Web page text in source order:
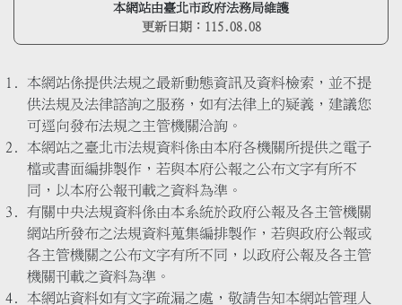
本網站由臺北市政府法務局維護
更新日期： 115.08.08
本網站係提供法規之最新動態資訊及資料檢索，並不提
供法規及法律諮詢之服務，如有法律上的疑義，建議您
可逕向發布法規之主管機關洽詢。
本網站之臺北市法規資料係由本府各機關所提供之電子
檔或書面編排製作，若與本府公報之公布文字有所不
同，以本府公報刊載之資料為準。
有關中央法規資料係由本系統於政府公報及各主管機關
網站所發布之法規資料蒐集編排製作，若與政府公報或
各主管機關之公布文字有所不同，以政府公報及各主管
機關刊載之資料為準。
本網站資料如有文字疏漏之處，敬請告知本網站管理人